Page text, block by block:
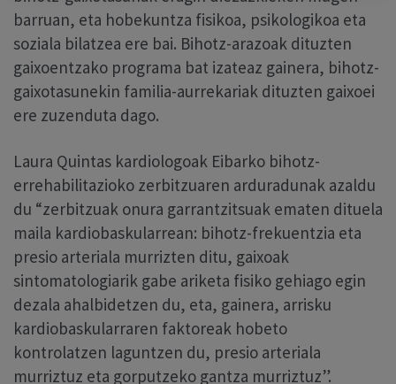
barruan, eta hobekuntza fisikoa, psikologikoa eta
soziala bilatzea ere bai. Bihotz-arazoak dituzten
gaixoentzako programa bat izateaz gainera, bihotz-
gaixotasunekin familia-aurrekariak dituzten gaixoei
ere zuzenduta dago.
Laura Quintas kardiologoak Eibarko bihotz-
errehabilitazioko zerbitzuaren arduradunak azaldu
du “zerbitzuak onura garrantzitsuak ematen dituela
maila kardiobaskularrean: bihotz-frekuentzia eta
presio arteriala murrizten ditu, gaixoak
sintomatologiarik gabe ariketa fisiko gehiago egin
dezala ahalbidetzen du, eta, gainera, arrisku
kardiobaskularraren faktoreak hobeto
kontrolatzen laguntzen du, presio arteriala
murriztuz eta gorputzeko gantza murriztuz”.